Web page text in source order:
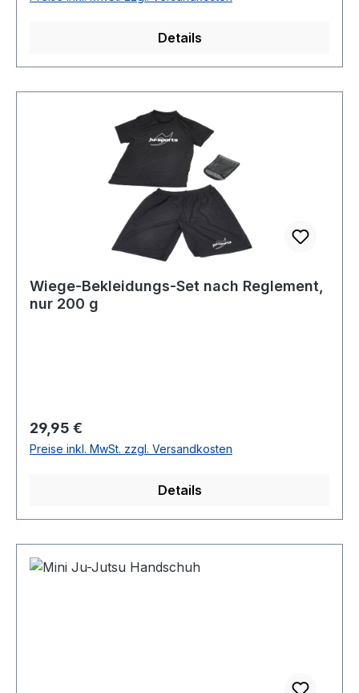
Details
Wiege-Bekleidungs-Set nach Reglement,
nur 200 g
Regulärer Preis:
29,95 €
Preise inkl. MwSt. zzgl. Versandkosten
Details